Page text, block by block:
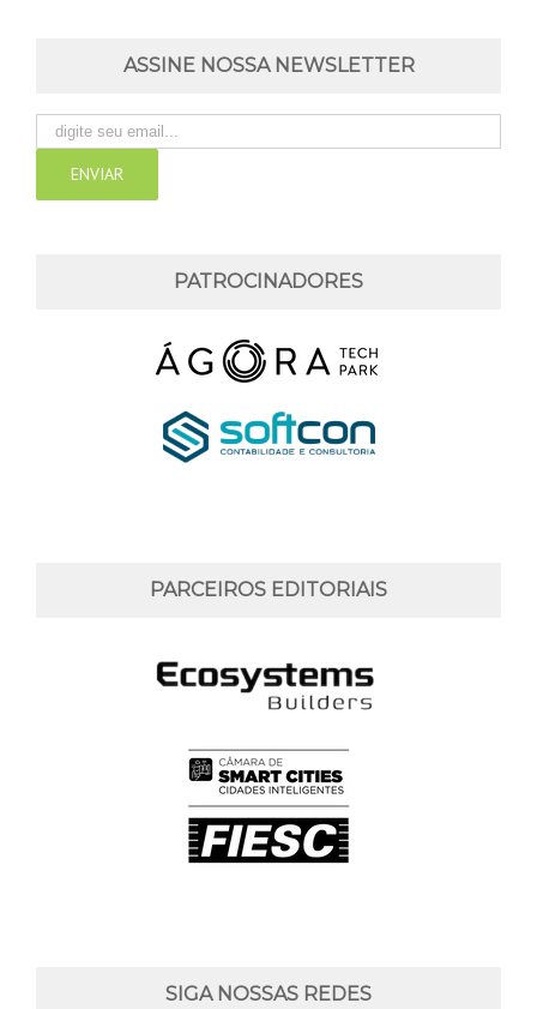
ASSINE NOSSA NEWSLETTER
PATROCINADORES
PARCEIROS EDITORIAIS
SIGA NOSSAS REDES